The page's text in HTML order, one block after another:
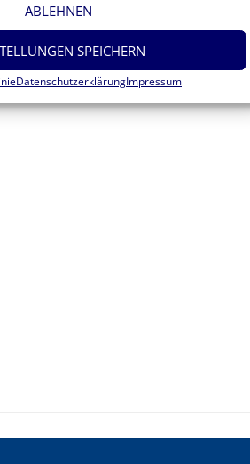
ABLEHNEN
SPEICHERN
DatenschutzerklärungImpressum